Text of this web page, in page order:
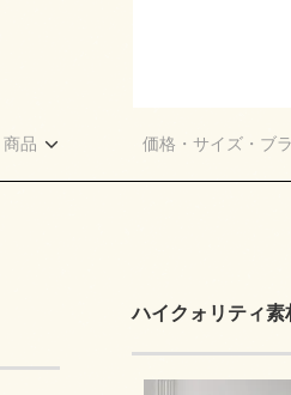
商品 価格・サイズ・ブ
ハイクォリティ素